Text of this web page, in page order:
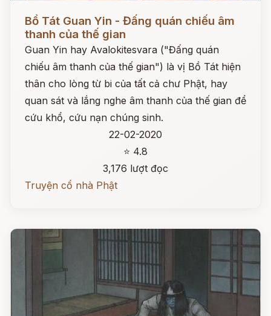
Đọc ngay
Bồ Tát Guan Yin - Đấng quán chiếu âm
thanh của thế gian
Guan Yin hay Avalokitesvara ("Đấng quán
chiếu âm thanh của thế gian") là vị Bồ Tát hiện
thân cho lòng từ bi của tất cả chư Phật, hay
quan sát và lắng nghe âm thanh của thế gian để
cứu khổ, cứu nạn chúng sinh.
22-02-2020
⭐ 4.8
3,176 lượt đọc
Truyện cổ nhà Phật